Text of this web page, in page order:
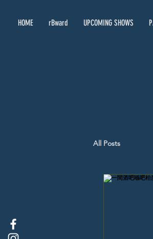
HOME rBward UPCOMING SHOWS
All Posts